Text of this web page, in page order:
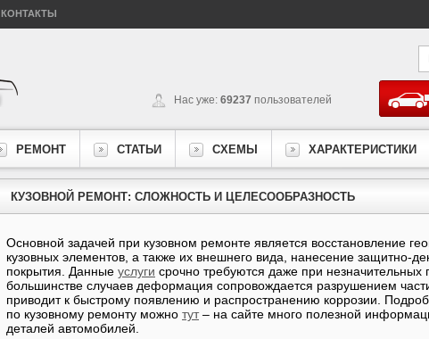
КОНТАКТЫ
Нас уже: 69237 пользователей
РЕМОНТ СТАТЬИ СХЕМЫ ХАРАКТЕРИСТИКИ
КУЗОВНОЙ РЕМОНТ: СЛОЖНОСТЬ И ЦЕЛЕСООБРАЗНОСТЬ
Основной задачей при кузовном ремонте является восстановление
кузовных элементов, а также их внешнего вида, нанесение защитно-
покрытия. Данные услуги срочно требуются даже при незначительных
большинстве случаев деформация сопровождается разрушением
приводит к быстрому появлению и распространению коррозии.
по кузовному ремонту можно тут– на сайте много полезной
деталей автомобилей.